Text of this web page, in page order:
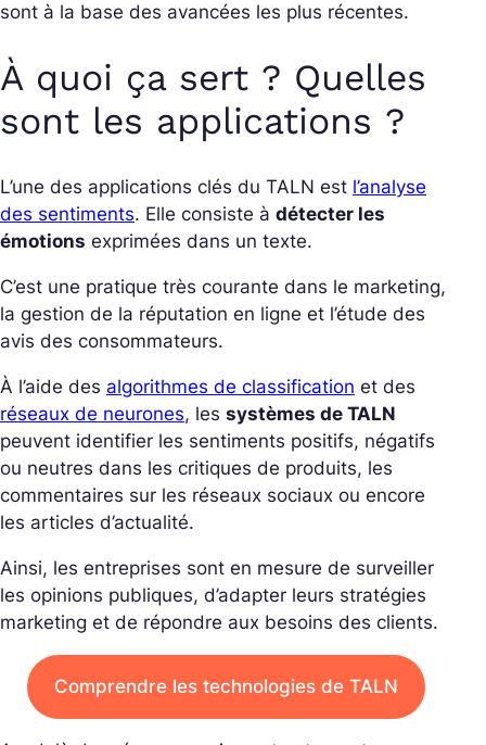
sont à la base des avancées les plus récentes.
À quoi ça sert ? Quelles
sont les applications ?
L’une des applications clés du TALN est l’analyse
des sentiments. Elle consiste à détecter les
émotions exprimées dans un texte.
C’est une pratique très courante dans le marketing,
la gestion de la réputation en ligne et l’étude des
avis des consommateurs.
À l’aide des algorithmes de classification et des
réseaux de neurones, les systèmes de TALN
peuvent identifier les sentiments positifs, négatifs
ou neutres dans les critiques de produits, les
commentaires sur les réseaux sociaux ou encore
les articles d’actualité.
Ainsi, les entreprises sont en mesure de surveiller
les opinions publiques, d’adapter leurs stratégies
marketing et de répondre aux besoins des clients.
Comprendre les technologies de TALN